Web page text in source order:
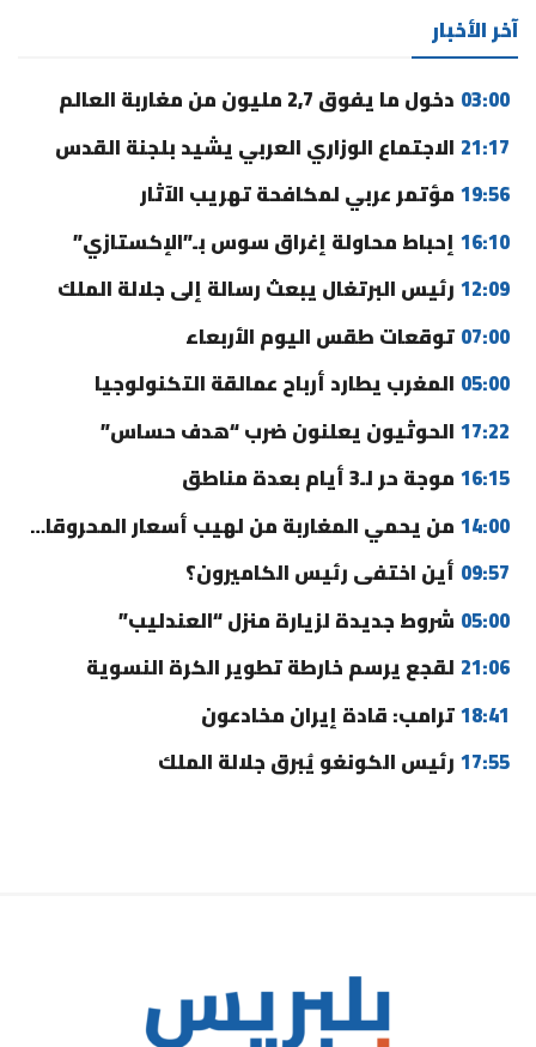
آخر الأخبار
03:00 دخول ما يفوق 2,7 مليون من مغاربة العالم
21:17 الاجتماع الوزاري العربي يشيد بلجنة القدس
19:56 مؤتمر عربي لمكافحة تهريب الآثار
16:10 إحباط محاولة إغراق سوس بـ”الإكستازي”
12:09 رئيس البرتغال يبعث رسالة إلى جلالة الملك
07:00 توقعات طقس اليوم الأربعاء
05:00 المغرب يطارد أرباح عمالقة التكنولوجيا
17:22 الحوثيون يعلنون ضرب “هدف حساس”
16:15 موجة حر لـ3 أيام بعدة مناطق
14:00 من يحمي المغاربة من لهيب أسعار المحروقات؟
09:57 أين اختفى رئيس الكاميرون؟
05:00 شروط جديدة لزيارة منزل “العندليب”
21:06 لقجع يرسم خارطة تطوير الكرة النسوية
18:41ترامب: قادة إيران مخادعون
17:55 رئيس الكونغو يُبرق جلالة الملك